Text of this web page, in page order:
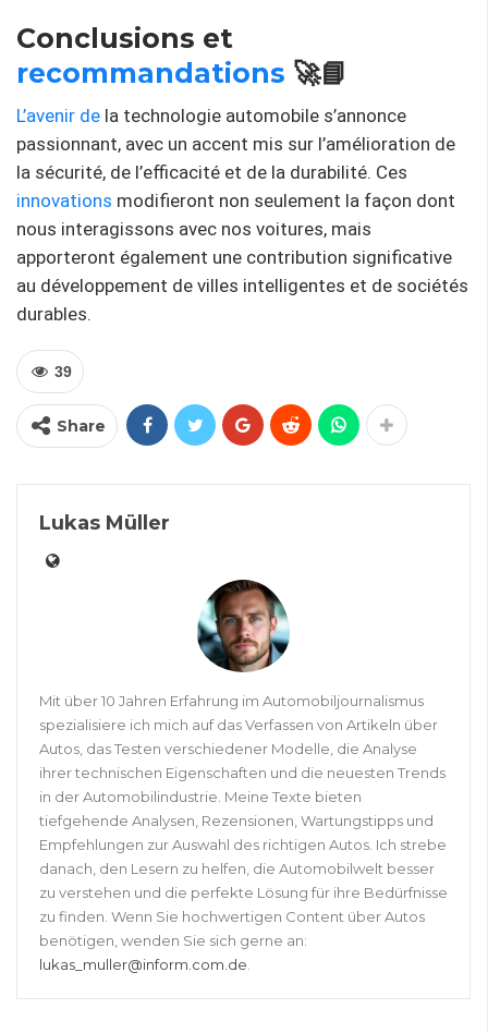
Conclusions et
recommandations 🚀📘
L’avenir de la technologie automobile s’annonce
passionnant, avec un accent mis sur l’amélioration de
la sécurité, de l’efficacité et de la durabilité. Ces
innovations modifieront non seulement la façon dont
nous interagissons avec nos voitures, mais
apporteront également une contribution significative
au développement de villes intelligentes et de sociétés
durables.
39
Share
Lukas Müller
Mit über 10 Jahren Erfahrung im Automobiljournalismus
spezialisiere ich mich auf das Verfassen von Artikeln über
Autos, das Testen verschiedener Modelle, die Analyse
ihrer technischen Eigenschaften und die neuesten Trends
in der Automobilindustrie. Meine Texte bieten
tiefgehende Analysen, Rezensionen, Wartungstipps und
Empfehlungen zur Auswahl des richtigen Autos. Ich strebe
danach, den Lesern zu helfen, die Automobilwelt besser
zu verstehen und die perfekte Lösung für ihre Bedürfnisse
zu finden. Wenn Sie hochwertigen Content über Autos
benötigen, wenden Sie sich gerne an:
lukas_muller@inform.com.de.